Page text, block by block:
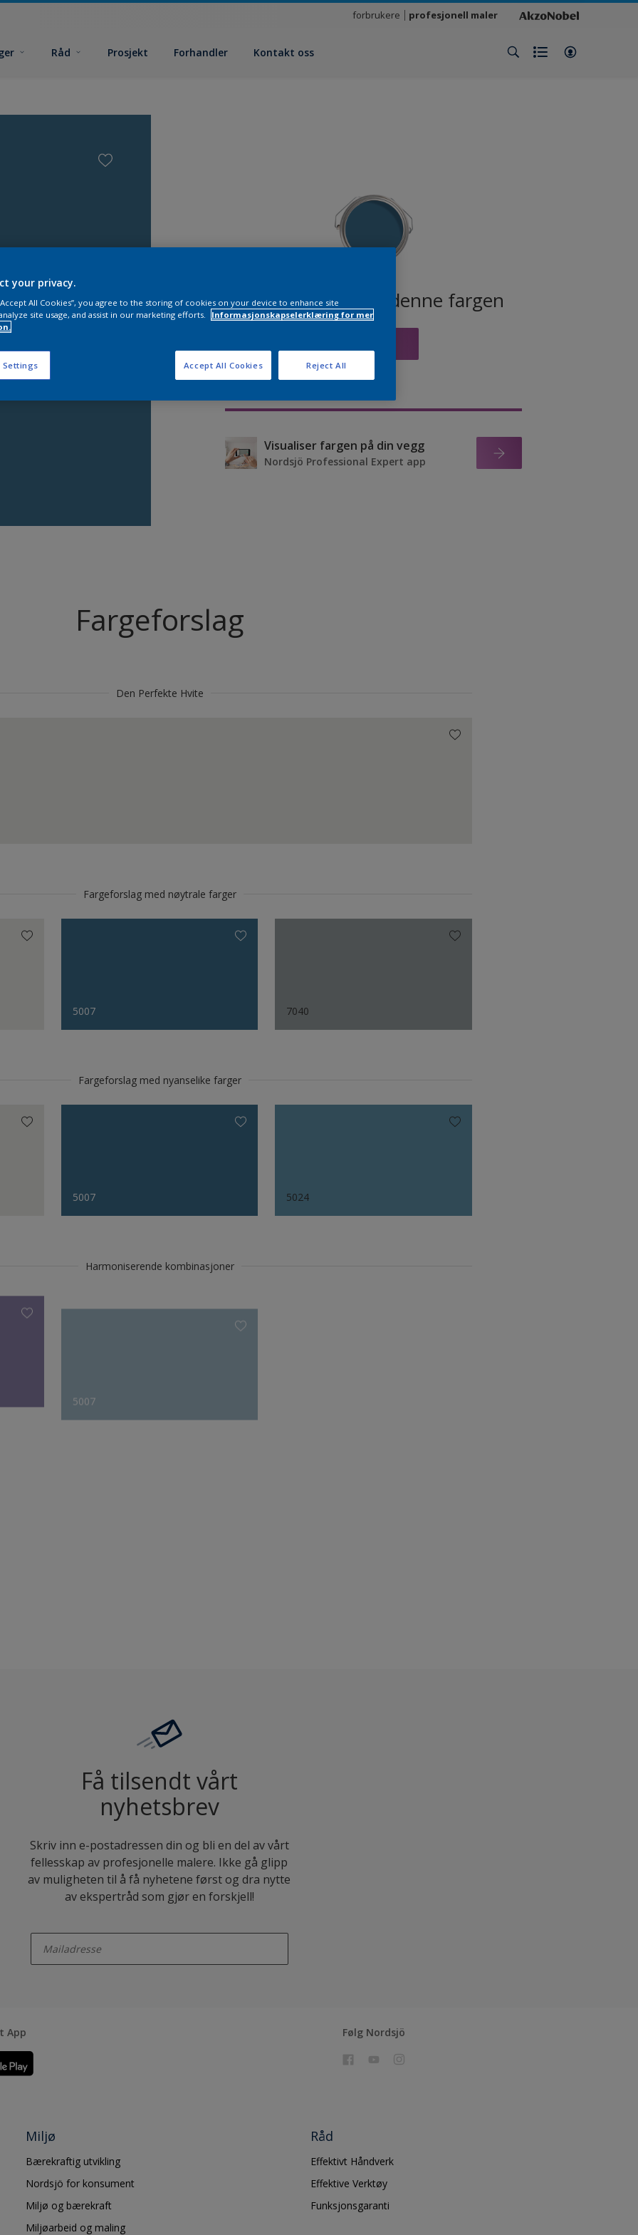
forbrukere profesjonell maler
Råd Prosjekt Forhandler Kontakt oss
Finn et produkt i denne fargen
Visualiser fargen på din vegg
Nordsjö Professional Expert app
Fargeforslag
Den Perfekte Hvite
Fargeforslag med nøytrale farger
5007 7040
Fargeforslag med nyanselike farger
5007 5024
Harmoniserende kombinasjoner
Få tilsendt vårt
nyhetsbrev
Skriv inn e-postadressen din og bli en del av vårt
fellesskap av profesjonelle malere. Ikke gå glipp
av muligheten til å få nyhetene først og dra nytte
av ekspertråd som gjør en forskjell!
App Følg Nordsjö
Miljø
Bærekraftig utvikling
Nordsjö for konsument
Miljø og bærekraft
Miljøarbeid og maling
Råd
Effektivt Håndverk
Effektive Verktøy
Funksjonsgaranti
your privacy.
All Cookies”, you agree to the storing of cookies on your device to enhance site
site usage, and assist in our marketing efforts.
Informasjonskapselerklæring for mer
Settings Reject All
Accept All Cookies